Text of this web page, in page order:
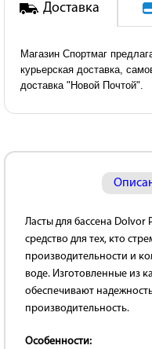
Доставка
Магазин Спортмаг
курьерская доставка,
доставка "Новой Почтой".
Ласты для бассена Dolvor
средство для тех, кто
производительности и
воде. Изготовленные из
обеспечивают
производительность.
Особенности: